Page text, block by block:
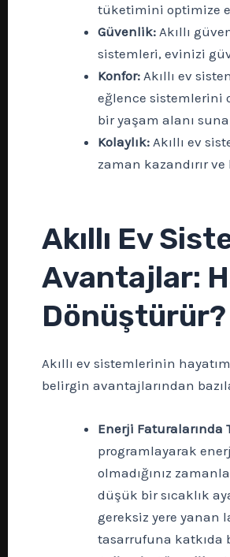
tüketimini optimize
Güvenlik:Akıllı
sistemleri, evinizi
Konfor:Akıllı ev
eğlence sistemlerini
bir yaşam alanı
Kolaylık:Akıllı ev
zaman kazandırır ve
Akıllı Ev
Avantajlar:
Dönüştürür?
Akıllı ev sistemlerinin
belirgin avantajlarından
Enerji Faturalarında
programlayarak
olmadığınız
düşük bir sıcaklık
gereksiz yere yanan
tasarrufuna katkıda